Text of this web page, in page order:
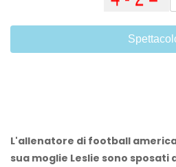
L'allenatore di football
sua moglie Leslie sono sposati